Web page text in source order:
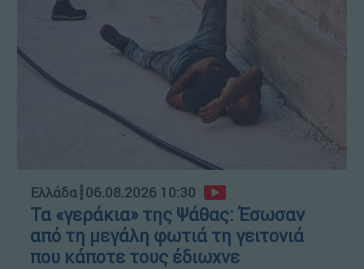
Ελλάδα┋06.08.2026 10:30
Τα «γεράκια» της Ψάθας: Έσωσαν
από τη μεγάλη φωτιά τη γειτονιά
που κάποτε τους έδιωχνε